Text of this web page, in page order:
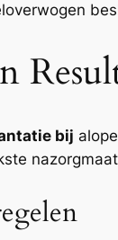
bij